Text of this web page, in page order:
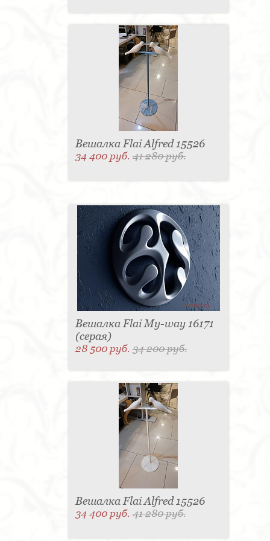
Вешалка Flai Alfred 15526
34 400 руб.41 280 руб.
Вешалка Flai My-way 16171
(серая)
28 500 руб.34 200 руб.
Вешалка Flai Alfred 15526
34 400 руб.41 280 руб.